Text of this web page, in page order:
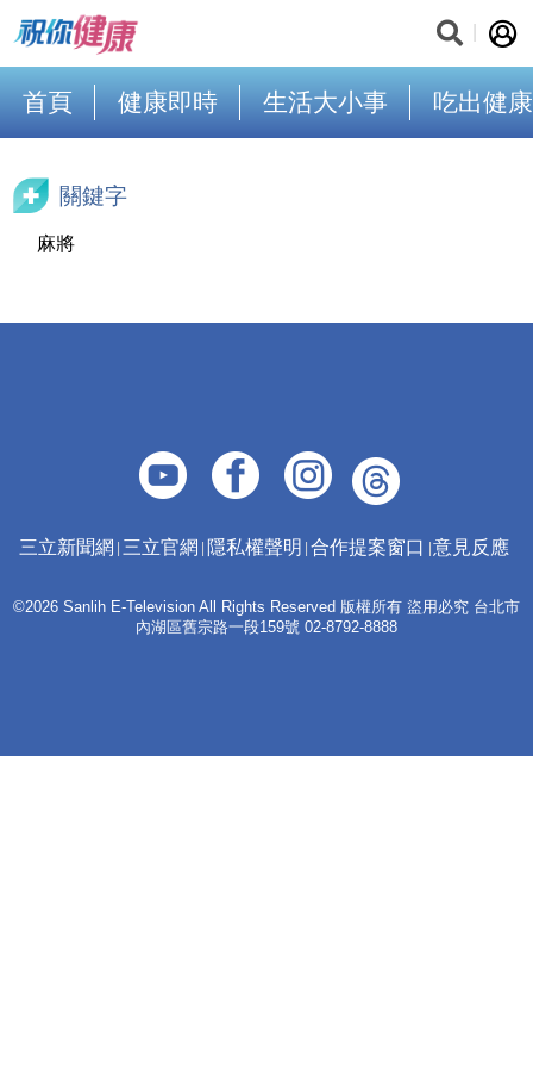
首頁 健康即時 生活大小事 吃出健康
關鍵字
麻將
三立新聞網 三立官網 隱私權聲明 合作提案窗口 意見反應
©2026 Sanlih E-Television All Rights Reserved 版權所有 盜用必究 台北市
內湖區舊宗路一段159號 02-8792-8888